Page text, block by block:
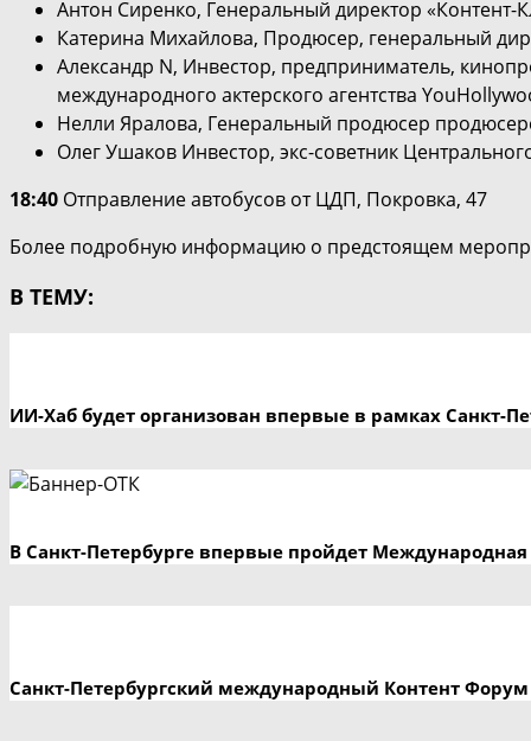
Антон Сиренко, Генеральный директор «Контент-
Катерина Михайлова, Продюсер, генеральный
Александр N, Инвестор, предприниматель,
международного актерского агентства
Нелли Яралова, Генеральный продюсер
Олег Ушаков Инвестор, экс-советник
18:40 Отправление автобусов от ЦДП, Покровка, 47
Более подробную информацию о предстоящем
В ТЕМУ:
ИИ-Хаб будет организован впервые в рамках Санкт-
В Санкт-Петербурге впервые пройдет
Санкт-Петербургский международный Контент